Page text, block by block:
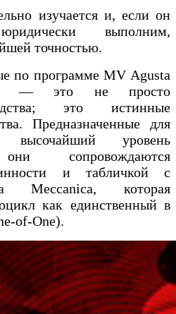
изучается и, если он
выполним,
точностью.
по программе MV Agusta
— это не просто
это истинные
Предназначенные для
уровень
они сопровождаются
и табличкой с
Meccanica, которая
как единственный в
of-One).